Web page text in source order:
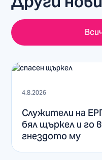
4.8.2026
Служители на
бял щъркел и го
гнездото му